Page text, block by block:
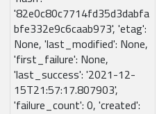
'82e0c80c7714fd35d3dabfa
bfe332e9c6caab973', 'etag':
None, 'last_modified': None,
'first_failure': None,
'last_success': '2021-12-
15T21:57:17.807903',
'failure_count': 0, 'created':